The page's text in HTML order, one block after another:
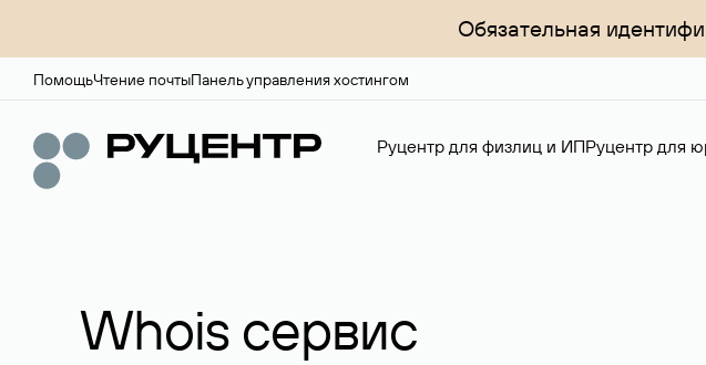
Обязательная
ПомощьЧтение почтыПанель управления хостингом
Руцентр для физлиц и ИПРуцентр для
Whois сервис